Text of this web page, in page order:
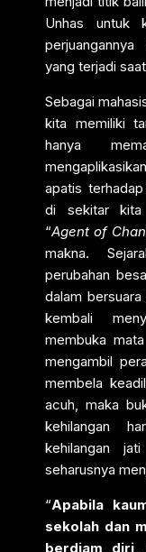
Unhas untuk
yang terjadi
Sebagai
kita memiliki
hanya
apatis
di sekitar kita
“Agent of
makna.
perubahan
dalam
kembali
membuka
mengambil
membela
acuh, maka
kehilangan
kehilangan
seharusnya
“Apabila
sekolah dan
berdiam diri,